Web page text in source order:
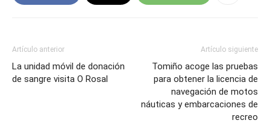
Artículo anterior
La unidad móvil de donación
de sangre visita O Rosal
Artículo siguiente
Tomiño acoge las pruebas
para obtener la licencia de
navegación de motos
náuticas y embarcaciones de
recreo